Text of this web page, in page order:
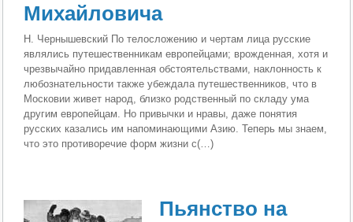
Михайловича
Н. Чернышевский По телосложению и чертам лица русские
являлись путе­шественникам европейцами; врожденная, хотя и
чрезвы­чайно придавленная обстоятельствами, наклонность к
лю­бознательности также убеждала путешественников, что в
Московии живет народ, близко родственный по складу ума
другим европейцам. Но привычки и нравы, даже понятия
русских казались им напоминающими Азию. Теперь мы знаем,
что это противоречие форм жизни с(…)
Пьянство на